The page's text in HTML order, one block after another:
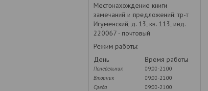
Местонахождение книги
замечаний и предложений: тр-т
Игуменский, д. 13, кв. 113, инд.
220067 - почтовый
Режим работы:
День
Время работы
Понедельник
09:00-21:00
Вторник
09:00-21:00
Среда
09:00-21:00